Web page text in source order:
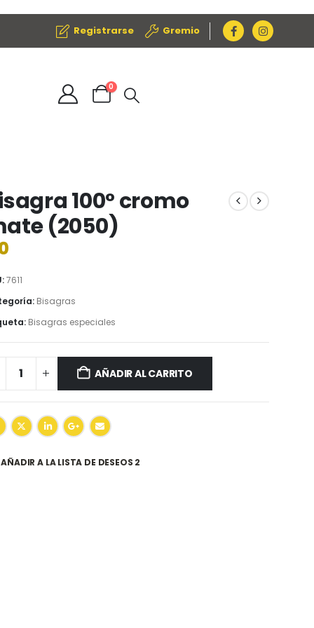
Registrarse Gremio
0
100° cromo
(2050)
7611
Bisagras
Bisagras especiales
AÑADIR AL CARRITO
AÑADIR A LA LISTA DE DESEOS 2